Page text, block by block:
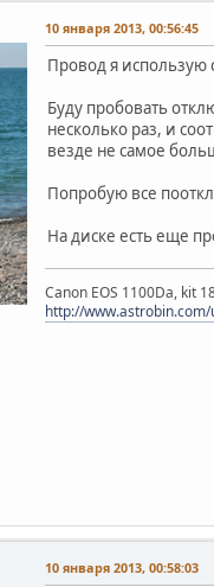
10 января 2013, 00:56:45
Провод я использую
Буду пробовать
несколько раз, и
везде не самое
Попробую все
На диске есть еще
Canon EOS 1100Da, kit
http://
10 января 2013, 00:58:03